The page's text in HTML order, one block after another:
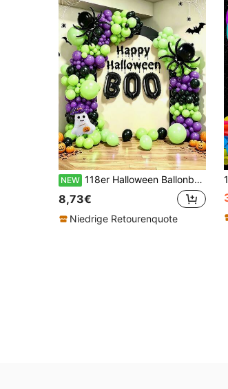
NEW 118er Halloween Ballonbogen Set, enthält Spinne, Geist, amerikanischer Stil schwarze BOO Folienballons, geeignet für Halloween Themenparty, Spinnenparty, Halloween Heimdekoration
8,73€
Niedrige Retourenquote